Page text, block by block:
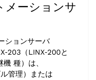
ーションサ
ションサーバ
（LINX‑200と
種）は、
管理）または